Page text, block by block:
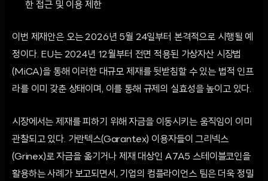
한 접근 및 이용 제한
이번 제재안은 오는 2026년 5월 24일부터 본격적으로 시행될 예
정이다. EU는 2024년 12월부터 전면 적용된 가상자산 시장법
(MiCA)을 통해 이러한 대규모 제재를 뒷받침할 수 있는 법적 인프
라를 이미 갖춘 상태이며, 이를 통해 규제의 실효성을 높이고 있다.
시장에서는 제재를 피하기 위해 자금을 이동시키는 움직임이 이미
관찰되고 있다. 가란텍스(Garantex) 이용자들이 그리넥스
(Grinex)로 자금을 옮기거나 제재 대상인 A7A5 스테이블코인을
활용하는 사례가 보고되면서, 기업의 컴플라이언스 팀은 더욱 정밀